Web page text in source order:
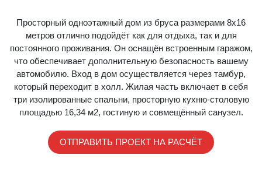
Просторный одноэтажный дом из бруса размерами 8x16
метров отлично подойдёт как для отдыха, так и для
постоянного проживания. Он оснащён встроенным гаражом,
что обеспечивает дополнительную безопасность вашему
автомобилю. Вход в дом осуществляется через тамбур,
который переходит в холл. Жилая часть включает в себя
три изолированные спальни, просторную кухню-столовую
площадью 16,34 м2, гостиную и совмещённый санузел.
ОТПРАВИТЬ ПРОЕКТ НА РАСЧЁТ